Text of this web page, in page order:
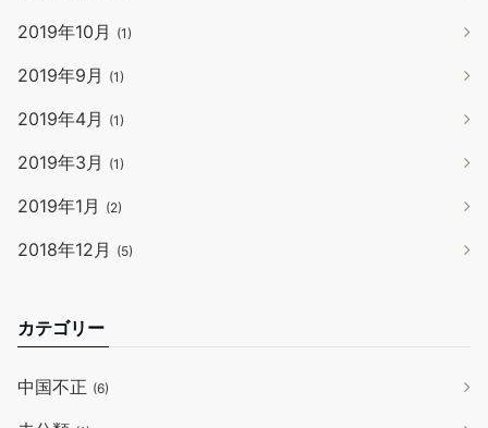
2019年10月 (1)
2019年9月 (1)
2019年4月 (1)
2019年3月 (1)
2019年1月 (2)
2018年12月 (5)
カテゴリー
中国不正 (6)